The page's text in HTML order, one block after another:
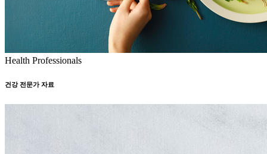
Health Professionals
건강 전문가 자료